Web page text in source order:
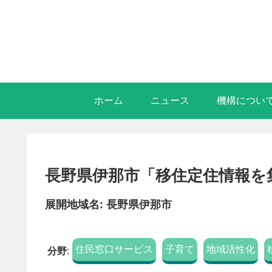
ホーム ニュース 機構につい
長野県伊那市「移住定住情報
展開地域名: 長野県伊那市
分野: 住民窓口サービス 子育て 地域活性化